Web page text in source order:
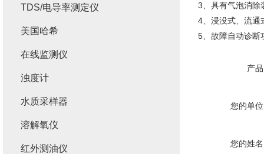
3、具有气泡消除
4、浸没式、流通
5、故障自动诊断
产
您的单
您的姓
TDS/电导率测定仪
美国哈希
在线监测仪
浊度计
水质采样器
溶解氧仪
红外测油仪